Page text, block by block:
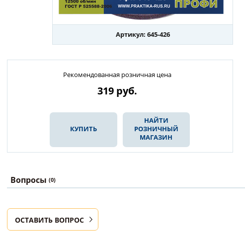
Артикул: 645-426
Рекомендованная розничная цена
319 руб.
КУПИТЬ
НАЙТИ
РОЗНИЧНЫЙ
МАГАЗИН
Вопросы (0)
ОСТАВИТЬ ВОПРОС